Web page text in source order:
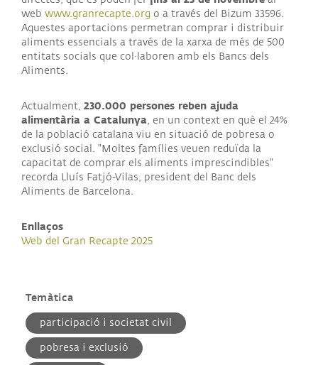
web www.granrecapte.org o a través del Bizum 33596.
Aquestes aportacions permetran comprar i distribuir
aliments essencials a través de la xarxa de més de 500
entitats socials que col·laboren amb els Bancs dels
Aliments.
Actualment, 230.000 persones reben ajuda
alimentària a Catalunya, en un context en què el 24%
de la població catalana viu en situació de pobresa o
exclusió social. "Moltes famílies veuen reduïda la
capacitat de comprar els aliments imprescindibles"
recorda Lluís Fatjó-Vilas, president del Banc dels
Aliments de Barcelona.
Enllaços
Web del Gran Recapte 2025
Temàtica
participació i societat civil
pobresa i exclusió